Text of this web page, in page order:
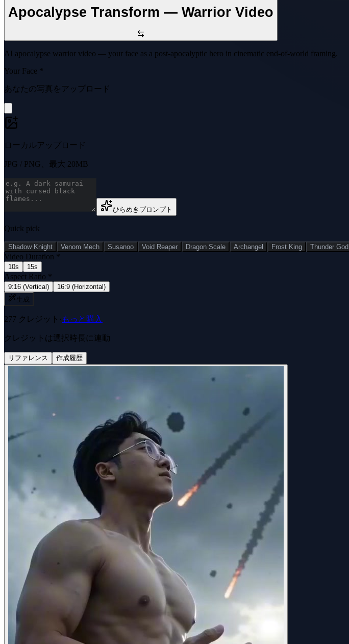
Apocalypse Transform — Warrior Video
AI apocalypse warrior video — your face as a post-apocalyptic hero in cinematic end-of-world framing.
Your Face *
あなたの写真をアップロード
ローカルアップロード
JPG / PNG、最大 20MB
ひらめきプロンプト
Quick pick
Shadow Knight Venom Mech Susanoo Void Reaper Dragon Scale Archangel Frost King Thunder God
Video Duration *
10s 15s
Aspect Ratio *
9:16 (Vertical)
16:9 (Horizontal)
生成
277 クレジット · もっと購入
クレジットは選択時長に連動
リファレンス 作成履歴